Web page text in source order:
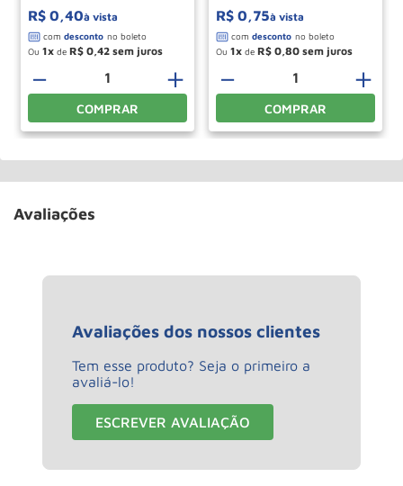
R$ 0,40à vista
Ou 1 de R$ 0,42
＋
－
COMPRAR
R$ 0,75à vista
Ou 1 de R$ 0,80
＋
－
COMPRAR
Avaliações
Avaliações dos nossos clientes
Tem esse produto? Seja o primeiro a
avaliá-lo!
ESCREVER AVALIAÇÃO